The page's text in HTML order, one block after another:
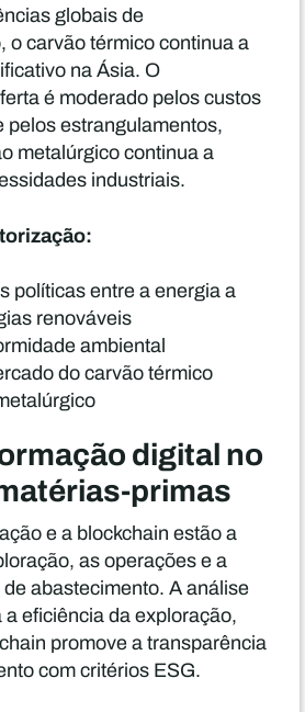
globais de
o carvão térmico continua a
na Ásia. O
é moderado pelos custos
pelos estrangulamentos,
metalúrgico continua a
industriais.
políticas entre a energia a
renováveis
ambiental
do carvão térmico
digital no
primas
e a blockchain estão a
as operações e a
abastecimento. A análise
eficiência da exploração,
promove a transparência
com critérios ESG.